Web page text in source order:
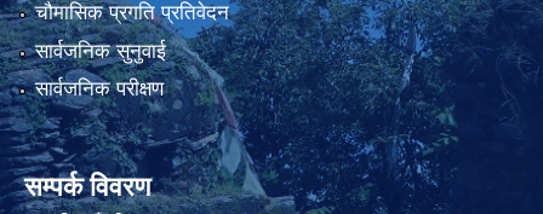
चौमासिक प्रगति प्रतिवेदन
सार्वजनिक सुनुवाई
सार्वजनिक परीक्षण
सम्पर्क विवरण